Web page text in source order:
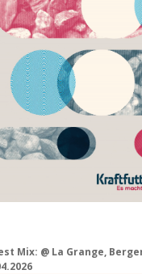
Mix: @ La Grange,